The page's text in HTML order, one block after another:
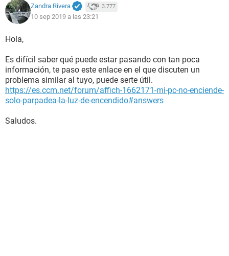
Zandra Rivera 3.777
10 sep 2019 a las 23:21
Hola,
Es difícil saber qué puede estar pasando con tan poca
información, te paso este enlace en el que discuten un
problema similar al tuyo, puede serte útil.
https://es.ccm.net/forum/affich-1662171-mi-pc-no-enciende-
solo-parpadea-la-luz-de-encendido#answers
Saludos.